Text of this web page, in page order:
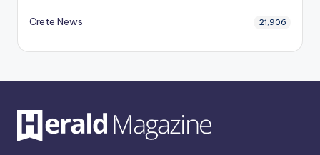
Crete News 21,906